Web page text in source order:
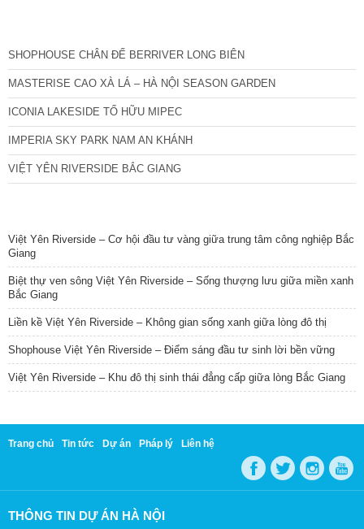
SHOPHOUSE CHÂN ĐẾ BERRIVER LONG BIÊN
MASTERISE CAO XÀ LÁ – HÀ NỘI SEASON GARDEN
ICONIA LAKESIDE TỐ HỮU MIPEC
IMPERIA SKY PARK NAM AN KHÁNH
VIỆT YÊN RIVERSIDE BẮC GIANG
Việt Yên Riverside – Cơ hội đầu tư vàng giữa trung tâm công nghiệp Bắc
Giang
Biệt thự ven sông Việt Yên Riverside – Sống thượng lưu giữa miền xanh
Bắc Giang
Liền kề Việt Yên Riverside – Không gian sống xanh giữa lòng đô thị
Shophouse Việt Yên Riverside – Điểm sáng đầu tư sinh lời bền vững
Việt Yên Riverside – Khu đô thị sinh thái đẳng cấp giữa lòng Bắc Giang
Trang chủ Tin tức Dự án Pháp lý Liên hệ
THÔNG TIN DỰ ÁN HÀ NỘI